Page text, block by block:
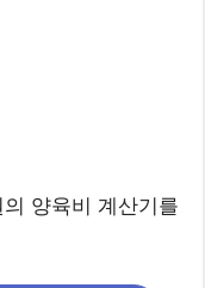
양육비 계산기를